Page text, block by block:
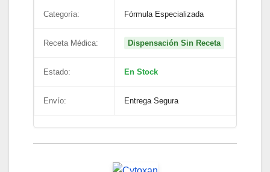
Categoría: Fórmula Especializada
Receta Médica: Dispensación Sin Receta
Estado: En Stock
Envío: Entrega Segura